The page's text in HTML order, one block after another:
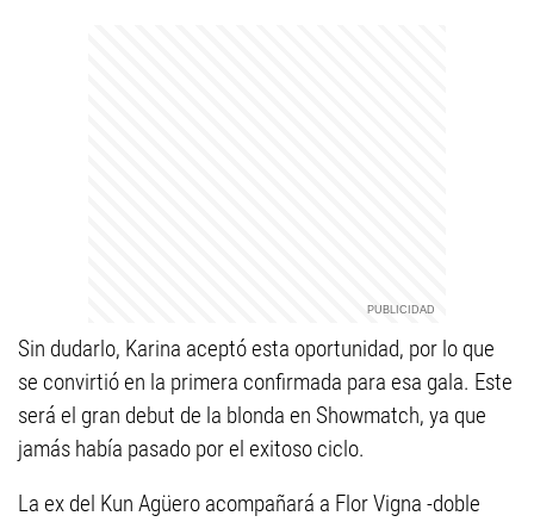
Sin dudarlo, Karina aceptó esta oportunidad, por lo que
se convirtió en la primera confirmada para esa gala. Este
será el gran debut de la blonda en Showmatch, ya que
jamás había pasado por el exitoso ciclo.
La ex del Kun Agüero acompañará a Flor Vigna -doble